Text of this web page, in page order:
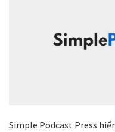
Simple Podcast Press